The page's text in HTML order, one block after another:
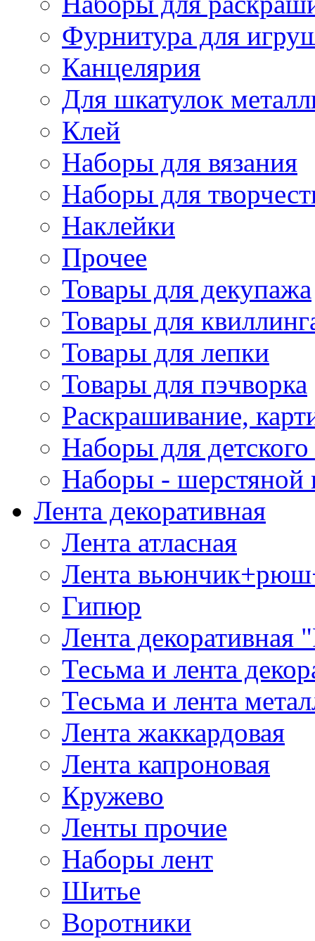
Фурнитура для
Канцелярия
Для шкатулок
Клей
Наборы для вязания
Наборы для
Наклейки
Прочее
Товары для декупажа
Товары для
Товары для лепки
Товары для пэчворка
Раскрашивание,
Наборы для
Наборы - шерстяной
Лента декоративная
Лента атласная
Лента
Гипюр
Лента декоративная
Тесьма и лента
Тесьма и лента
Лента жаккардовая
Лента капроновая
Кружево
Ленты прочие
Наборы лент
Шитье
Воротники